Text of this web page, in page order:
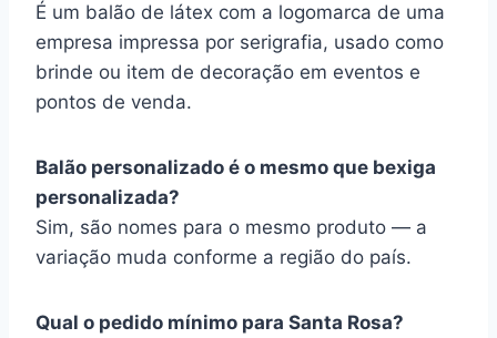
É um balão de látex com a logomarca de uma
empresa impressa por serigrafia, usado como
brinde ou item de decoração em eventos e
pontos de venda.
Balão personalizado é o mesmo que bexiga
personalizada?
Sim, são nomes para o mesmo produto — a
variação muda conforme a região do país.
Qual o pedido mínimo para Santa Rosa?